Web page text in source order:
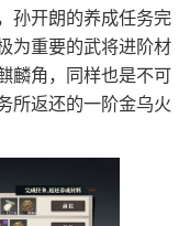
孙开朗的养成任务完
为重要的武将进阶材
麟角，同样也是不可
所返还的一阶金乌火